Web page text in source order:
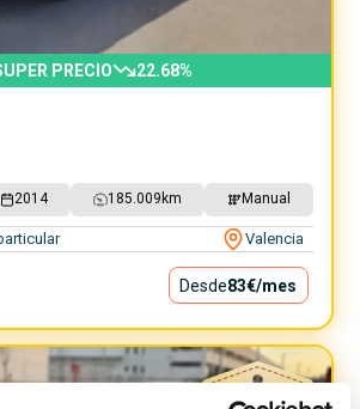
PRECIO 22.68%
2014 185.009 km Manual
Valencia
Desde83€/mes